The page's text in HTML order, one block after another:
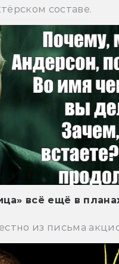
составе.
всё ещё в
из письма